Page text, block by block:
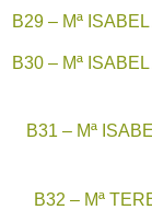
B29 – Mª ISABEL
B30 – Mª ISABEL
B31 – Mª
B32 – Mª